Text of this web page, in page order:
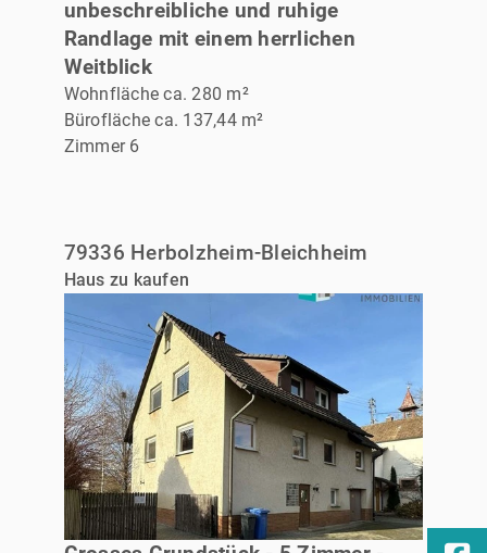
unbeschreibliche und ruhige
Randlage mit einem herrlichen
Weitblick
Wohnfläche ca. 280 m²
Bürofläche ca. 137,44 m²
Zimmer 6
79336 Herbolzheim-Bleichheim
Haus zu kaufen